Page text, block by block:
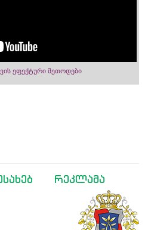
ეფექტური მეთოდები
რეკლამა